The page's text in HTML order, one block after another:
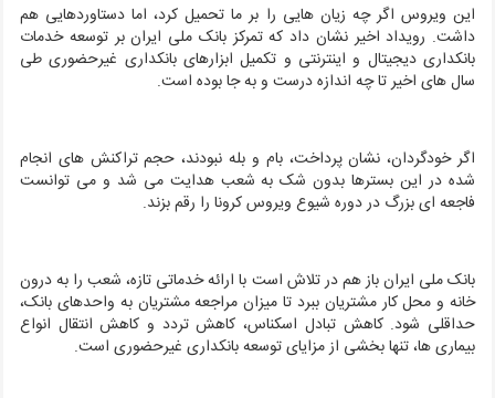
این ویروس اگر چه زیان هایی را بر ما تحمیل کرد، اما دستاوردهایی هم
داشت. رویداد اخیر نشان داد که تمرکز بانک ملی ایران بر توسعه خدمات
بانکداری دیجیتال و اینترنتی و تکمیل ابزارهای بانکداری غیرحضوری طی
سال های اخیر تا چه اندازه درست و به جا بوده است.
اگر خودگردان، نشان پرداخت، بام و بله نبودند، حجم تراکنش های انجام
شده در این بسترها بدون شک به شعب هدایت می شد و می توانست
فاجعه ای بزرگ در دوره شیوع ویروس کرونا را رقم بزند.
بانک ملی ایران باز هم در تلاش است با ارائه خدماتی تازه، شعب را به درون
خانه و محل کار مشتریان ببرد تا میزان مراجعه مشتریان به واحدهای بانک،
حداقلی شود. کاهش تبادل اسکناس، کاهش تردد و کاهش انتقال انواع
بیماری ها، تنها بخشی از مزایای توسعه بانکداری غیرحضوری است.